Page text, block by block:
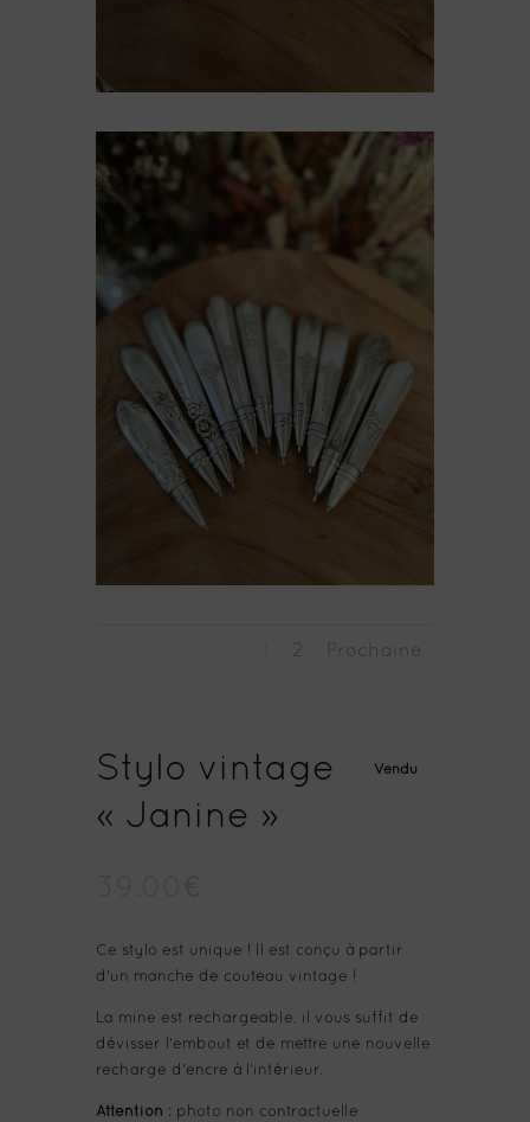
2 Prochaine
Stylo vintage
« Janine »
Vendu
Ce stylo est unique ! Il est conçu à partir
d'un manche de couteau vintage !
La mine est rechargeable, il vous suffit de
dévisser l'embout et de mettre une nouvelle
recharge d'encre à l'intérieur.
Attention : photo non contractuelle